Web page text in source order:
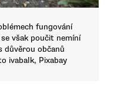
fungování
však poučit nemíní
důvěrou občanů
ivabalk, Pixabay